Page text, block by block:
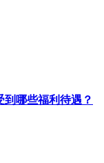
到哪些福利待遇？